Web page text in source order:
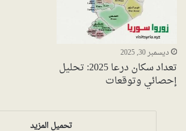
ديسمبر 30, 2025
تعداد سكان درعا 2025: تحليل
إحصائي وتوقعات
تحميل المزيد